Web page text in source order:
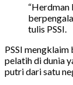
“Herdman
tulis PSSI.
PSSI
pelatih di dunia
putri dari satu